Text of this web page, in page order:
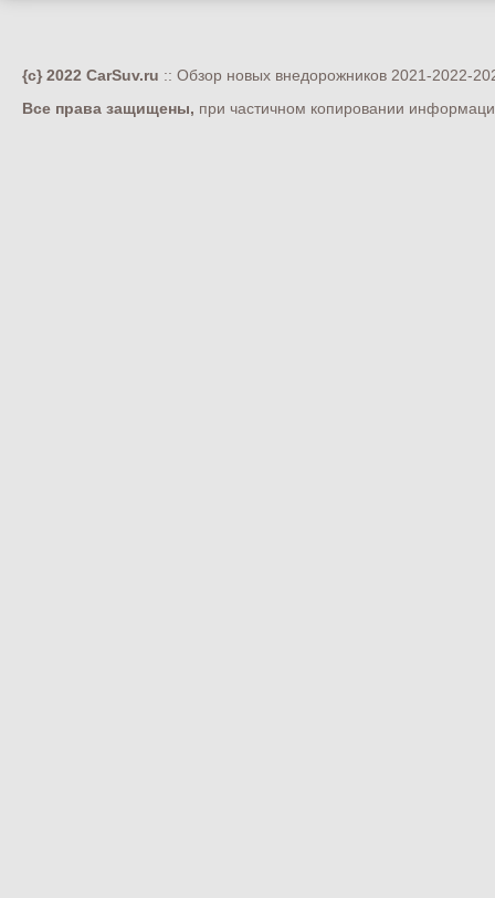
{c} 2022 CarSuv.ru :: Обзор новых внедорожников 2021-2022-
Все права защищены, при частичном копировании